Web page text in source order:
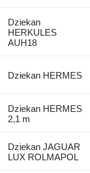
Dziekan
HERKULES
AUH18
Dziekan HERMES
Dziekan HERMES
2,1 m
Dziekan JAGUAR
LUX ROLMAPOL